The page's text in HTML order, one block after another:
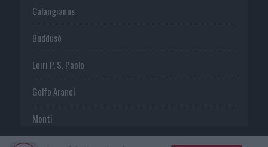
Calangianus
Buddusò
Loiri P. S. Paolo
Golfo Aranci
Monti